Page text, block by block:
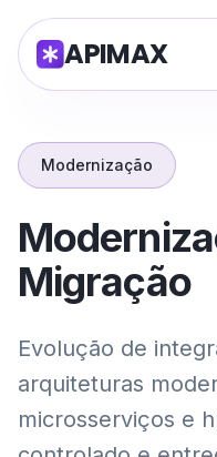
APIMAX
Modernização
Migração
Evolução de
arquiteturas
microsserviços e